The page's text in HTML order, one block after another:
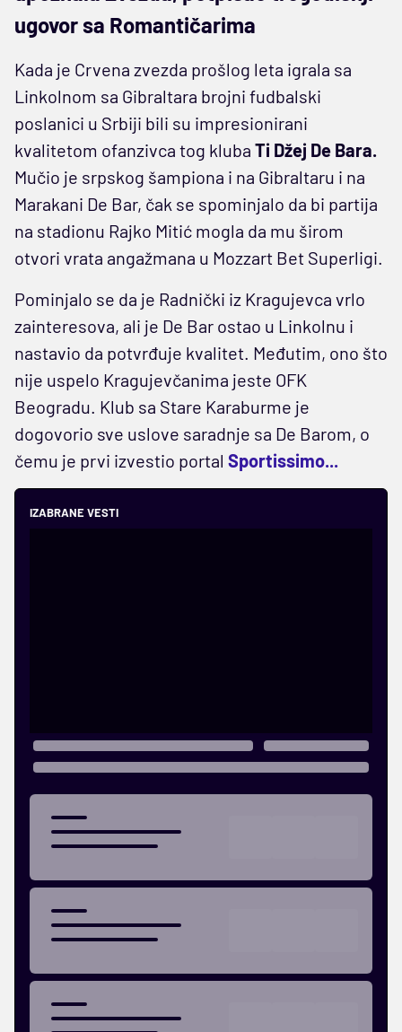
ugovor sa Romantičarima
Kada je Crvena zvezda prošlog leta igrala sa
Linkolnom sa Gibraltara brojni fudbalski
poslanici u Srbiji bili su impresionirani
kvalitetom ofanzivca tog kluba Ti Džej De Bara.
Mučio je srpskog šampiona i na Gibraltaru i na
Marakani De Bar, čak se spominjalo da bi partija
na stadionu Rajko Mitić mogla da mu širom
otvori vrata angažmana u Mozzart Bet Superligi.
Pominjalo se da je Radnički iz Kragujevca vrlo
zainteresova, ali je De Bar ostao u Linkolnu i
nastavio da potvrđuje kvalitet. Međutim, ono što
nije uspelo Kragujevčanima jeste OFK
Beogradu. Klub sa Stare Karaburme je
dogovorio sve uslove saradnje sa De Barom, o
čemu je prvi izvestio portal Sportissimo...
IZABRANE VESTI